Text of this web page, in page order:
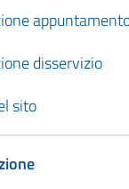
disservizio
sito